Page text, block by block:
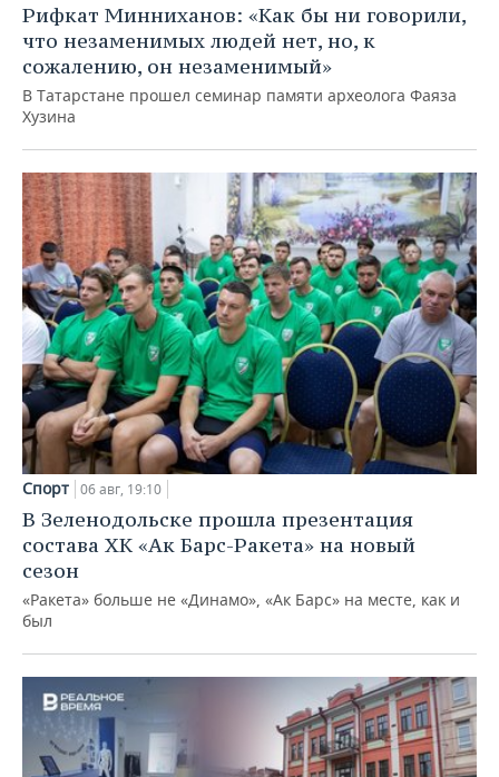
Рифкат Минниханов: «Как бы ни говорили,
что незаменимых людей нет, но, к
сожалению, он незаменимый»
В Татарстане прошел семинар памяти археолога Фаяза
Хузина
Спорт 06 авг, 19:10
В Зеленодольске прошла презентация
состава ХК «Ак Барс-Ракета» на новый
сезон
«Ракета» больше не «Динамо», «Ак Барс» на месте, как и
был